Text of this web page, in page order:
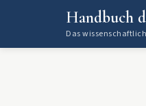
Handbuch
Das